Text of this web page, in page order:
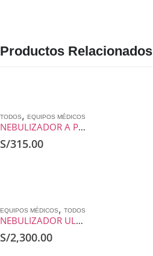
Productos Relacionados
TODOS, EQUIPOS MÉDICOS
NEBULIZADOR A PISTON BEURER IH 21
S/315.00
EQUIPOS MÉDICOS, TODOS
NEBULIZADOR ULTRASONICO SILFAB N32
S/2,300.00